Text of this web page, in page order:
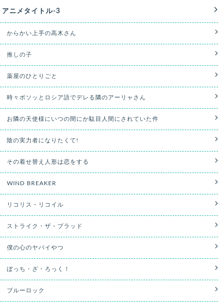
アニメタイトル-3
からかい上手の高木さん
推しの子
薬屋のひとりごと
時々ボソッとロシア語でデレる隣のアーリャさん
お隣の天使様にいつの間にか駄目人間にされていた件
陰の実力者になりたくて!
その着せ替え人形は恋をする
WIND BREAKER
リコリス・リコイル
ストライク・ザ・ブラッド
僕の心のヤバイやつ
ぼっち・ざ・ろっく！
ブルーロック